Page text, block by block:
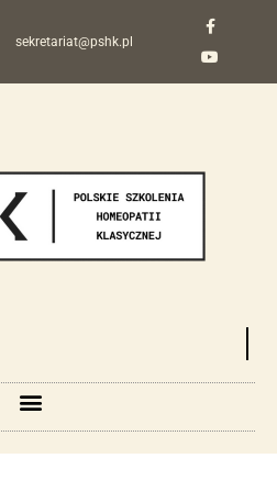
sekretariat@pshk.pl